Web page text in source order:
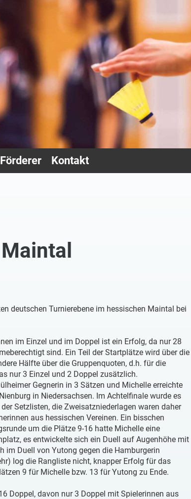
Kontakt
deutschen Turnierebene im hessischen Maintal bei
im Einzel und im Doppel ist ein Erfolg, da nur 28
sind. Ein Teil der Startplätze wird über die
Hälfte über die Gruppenquoten, d.h. für die
nur 3 Einzel und 2 Doppel zusätzlich.
Gegnerin in 3 Sätzen und Michelle erreichte
in Niedersachsen. Im Achtelfinale wurde es
Setzlisten, die Zweisatzniederlagen waren daher
aus hessischen Vereinen. Ein bisschen
um die Plätze 9-16 hatte Michelle eine
es entwickelte sich ein Duell auf Augenhöhe mit
im Duell von Yutong gegen die Hamburgerin
log die Rangliste nicht, knapper Erfolg für das
9 für Michelle bzw. 13 für Yutong zu Ende.
Doppel, davon nur 3 Doppel mit Spielerinnen aus